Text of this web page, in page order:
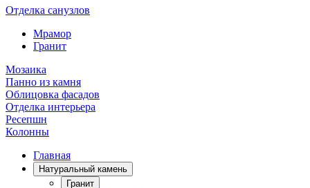
Отделка санузлов
Мрамор
Гранит
Мозаика
Панно из камня
Облицовка фасадов
Отделка интерьера
Ресепшн
Колонны
Главная
Натуральный камень
Гранит